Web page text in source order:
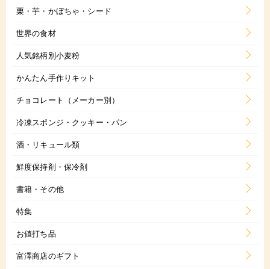
栗・芋・かぼちゃ・シード
世界の食材
人気銘柄別小麦粉
かんたん手作りキット
チョコレート（メーカー別）
冷凍スポンジ・クッキー・パン
酒・リキュール類
鮮度保持剤・保冷剤
書籍・その他
特集
お値打ち品
富澤商店のギフト